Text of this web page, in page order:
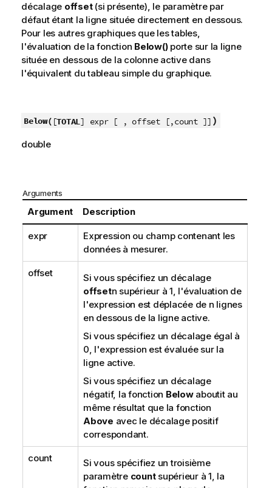
décalage offset(si présente), le paramètre par
défaut étant la ligne située directement en dessous.
Pour les autres graphiques que les tables,
l'évaluation de la fonction Below()porte sur la ligne
située en dessous de la colonne active dans
l'équivalent du tableau simple du graphique.
Below( [TOTAL] expr [ , offset [,count ]] )
double
Arguments
Argument Description
expr
Expression ou champ contenant les
données à mesurer.
offset
Si vous spécifiez un décalage
offsetn supérieur à 1, l'évaluation de
l'expression est déplacée de n lignes
en dessous de la ligne active.
Si vous spécifiez un décalage égal à
0, l'expression est évaluée sur la
ligne active.
Si vous spécifiez un décalage
négatif, la fonction Belowaboutit au
même résultat que la fonction
Above avec le décalage positif
correspondant.
count
Si vous spécifiez un troisième
paramètre countsupérieur à 1, la